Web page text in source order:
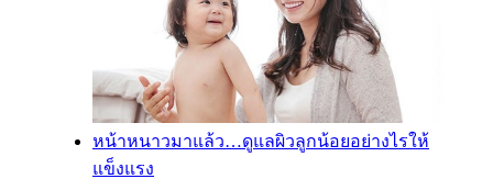
หน้าหนาวมาแล้ว…ดูแลผิวลูกน้อยอย่างไรให้
แข็งแรง